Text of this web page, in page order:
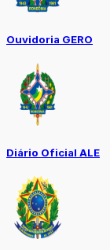
Ouvidoria GERO
Diário Oficial ALE